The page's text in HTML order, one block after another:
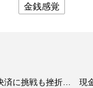
金銭感覚
済に挑戦も挫折… 現